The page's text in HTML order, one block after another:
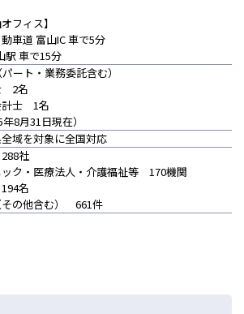
オフィス】
車道 富山IC 車で5分
駅 車で15分
ート・業務委託含む）
2名
計士 1名
年8月31日現在）
域を対象に全国対応
社
ック・医療法人・介護福祉等 170機関
名
その他含む） 661件